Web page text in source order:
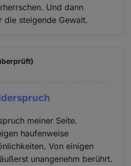
Und dann
die steigende Gewalt.
meiner Seite.
haufenweise
Von einigen
unangenehm berührt.